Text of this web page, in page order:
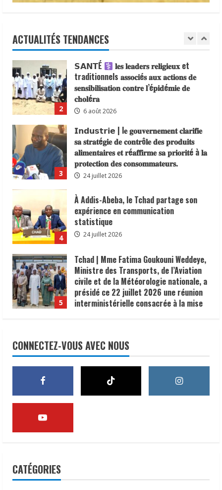
ACTUALITÉS TENDANCES
des risques
2
𝗦𝗔𝗡𝗧É
𝐥𝐞𝐬 𝐥𝐞𝐚𝐝𝐞𝐫𝐬 𝐫𝐞𝐥𝐢𝐠𝐢𝐞𝐮𝐱 et
traditionnels 𝐚𝐬𝐬𝐨𝐜𝐢é𝐬 𝐚𝐮𝐱 𝐚𝐜𝐭𝐢𝐨𝐧𝐬 𝐝𝐞
𝐬𝐞𝐧𝐬𝐢𝐛𝐢𝐥𝐢𝐬𝐚𝐭𝐢𝐨𝐧 𝐜𝐨𝐧𝐭𝐫𝐞 𝐥’é𝐩𝐢𝐝é𝐦𝐢𝐞 𝐝𝐞
𝐜𝐡𝐨𝐥é𝐫𝐚
6 août 2026
3
𝗜𝗻𝗱𝘂𝘀𝘁𝗿𝗶𝗲 | l𝐞 𝐠𝐨𝐮𝐯𝐞𝐫𝐧𝐞𝐦𝐞𝐧𝐭 𝐜𝐥𝐚𝐫𝐢𝐟𝐢𝐞
𝐬𝐚 𝐬𝐭𝐫𝐚𝐭é𝐠𝐢𝐞 𝐝𝐞 𝐜𝐨𝐧𝐭𝐫ô𝐥𝐞 𝐝𝐞𝐬 𝐩𝐫𝐨𝐝𝐮𝐢𝐭𝐬
𝐚𝐥𝐢𝐦𝐞𝐧𝐭𝐚𝐢𝐫𝐞𝐬 𝐞𝐭 𝐫é𝐚𝐟𝐟𝐢𝐫𝐦𝐞 𝐬𝐚 𝐩𝐫𝐢𝐨𝐫𝐢𝐭é à 𝐥𝐚
𝐩𝐫𝐨𝐭𝐞𝐜𝐭𝐢𝐨𝐧 𝐝𝐞𝐬 𝐜𝐨𝐧𝐬𝐨𝐦𝐦𝐚𝐭𝐞𝐮𝐫𝐬.
24 juillet 2026
4
À Addis-Abeba, le Tchad partage son
statistique
24 juillet 2026
5
Tchad | Mme Fatima Goukouni Weddeye,
civile et de la Météorologie nationale, a
présidé ce 22 juillet 2026 une réunion
interministérielle consacrée à la mise
en œuvre de la décision du président de
la République, le Maréchal Mahamat
22 juillet 2026
1
Lutte contre le choléra | 300 U-
8 août 2026
𝗦𝗔𝗡𝗧É
𝐥𝐞𝐬 𝐥𝐞𝐚𝐝𝐞𝐫𝐬 𝐫𝐞𝐥𝐢𝐠𝐢𝐞𝐮𝐱 et
traditionnels 𝐚𝐬𝐬𝐨𝐜𝐢é𝐬 𝐚𝐮𝐱 𝐚𝐜𝐭𝐢𝐨𝐧𝐬 𝐝𝐞
𝐬𝐞𝐧𝐬𝐢𝐛𝐢𝐥𝐢𝐬𝐚𝐭𝐢𝐨𝐧 𝐜𝐨𝐧𝐭𝐫𝐞 𝐥’é𝐩𝐢𝐝é𝐦𝐢𝐞 𝐝𝐞
𝐜𝐡𝐨𝐥é𝐫𝐚
3
CONNECTEZ-VOUS AVEC NOUS
CATÉGORIES